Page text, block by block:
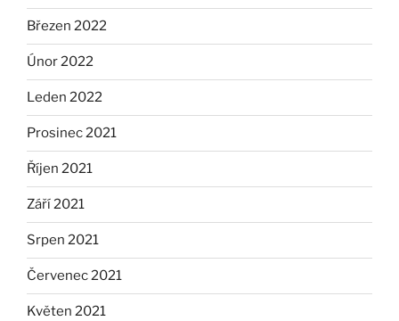
Březen 2022
Únor 2022
Leden 2022
Prosinec 2021
Říjen 2021
Září 2021
Srpen 2021
Červenec 2021
Květen 2021